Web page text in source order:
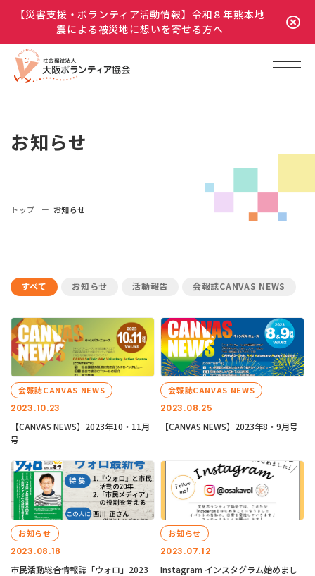
【災害支援・ボランティア活動情報】令和８年熊本地
震による被災地に想いを寄せる方へ
お知らせ
トップ お知らせ
すべて お知らせ 活動報告 会報誌CANVAS NEWS
2023.10.23
会報誌CANVAS NEWS
【CANVAS NEWS】2023年10・11月
号
2023.08.25
会報誌CANVAS NEWS
【CANVAS NEWS】2023年8・9月号
2023.08.18
お知らせ
市民活動総合情報誌「ウォロ」2023
2023.07.12
お知らせ
Instagram インスタグラム始めまし